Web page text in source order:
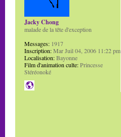
Jacky Chong
malade de la tête d'exception
Messages: 1917
Inscription:Mar Juil 04, 2006 11:22 pm
Localisation:Bayonne
Film d'animation culte:Princesse
Stéréonoké